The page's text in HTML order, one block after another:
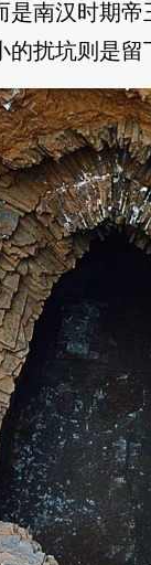
是南汉时期帝
的扰坑则是留